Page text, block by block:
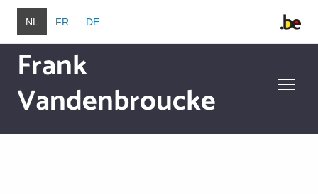
Overslaan en naar de inhoud gaan
NL FR DE
Frank
Vandenbroucke